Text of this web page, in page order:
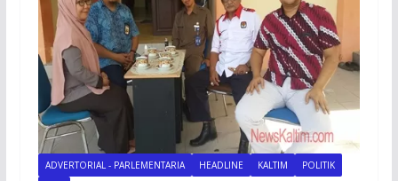
ADVERTORIAL - PARLEMENTARIA HEADLINE KALTIM
POLITIK